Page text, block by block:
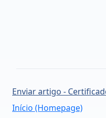
Enviar artigo -
Início (Homepage)